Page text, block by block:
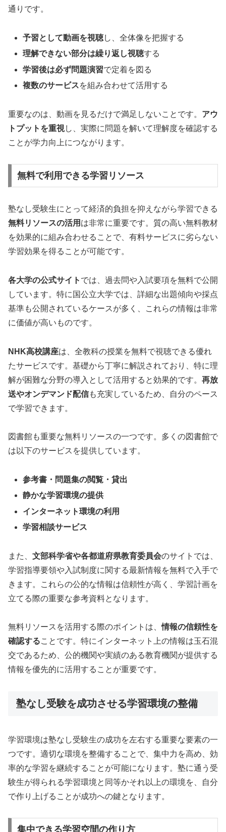
通りです。
予習として動画を視聴し、全体像を把握する
理解できない部分は繰り返し視聴する
学習後は必ず問題演習で定着を図る
複数のサービスを組み合わせて活用する
重要なのは、動画を見るだけで満足しないことです。 アウ
トプットを重視し、実際に問題を解いて理解度を確認する
ことが学力向上につながります。
無料で利用できる学習リソース
塾なし受験生にとって経済的負担を抑えながら学習できる
無料リソースの活用 は非常に重要です。質の高い無料教材
を効果的に組み合わせることで、有料サービスに劣らない
学習効果を得ることが可能です。
各大学の公式サイト では、過去問や入試要項を無料で公開
しています。特に国公立大学では、詳細な出題傾向や採点
基準も公開されているケースが多く、これらの情報は非常
に価値が高いものです。
NHK高校講座は、全教科の授業を無料で視聴できる優れ
たサービスです。基礎から丁寧に解説されており、特に理
解が困難な分野の導入として活用すると効果的です。 再放
送やオンデマンド配信も充実しているため、自分のペース
で学習できます。
図書館も重要な無料リソースの一つです。多くの図書館で
は以下のサービスを提供しています。
参考書・問題集の閲覧・貸出
静かな学習環境の提供
インターネット環境の利用
学習相談サービス
また、 文部科学省や各都道府県教育委員会のサイトでは、
学習指導要領や入試制度に関する最新情報を無料で入手で
きます。これらの公的な情報は信頼性が高く、学習計画を
立てる際の重要な参考資料となります。
無料リソースを活用する際のポイントは、情報の信頼性を
確認することです。特にインターネット上の情報は玉石混
交であるため、公的機関や実績のある教育機関が提供する
情報を優先的に活用することが重要です。
塾なし受験を成功させる学習環境の整備
学習環境は塾なし受験生の成功を左右する重要な要素の一
つです。適切な環境を整備することで、集中力を高め、効
率的な学習を継続することが可能になります。塾に通う受
験生が得られる学習環境と同等かそれ以上の環境を、自分
で作り上げることが成功への鍵となります。
集中できる学習空間の作り方